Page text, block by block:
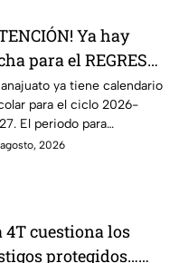
Ya hay
para el REGRESO
en
esto marca
2026-
ya tiene calendario
para el ciclo 2026-
El periodo para
primaria y
2026
4T cuestiona los
protegidos…